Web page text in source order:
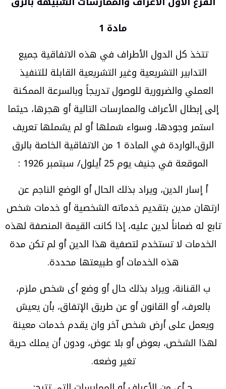
مادة 1
تتخذ كل الدول الأطراف في هذه الاتفاقية جميع
التدابير التشريعية وغير التشريعية القابلة للتنفيذ
العملي والضرورية للوصول تدريجاً وبالسرعة الممكنة
إلى إبطال الأعراف والممارسات التالية أو هجرها، حيثما
استمر وجودها، وسواء شملها أو لم يشملها تعريف
الرق،الواردة في المادة 1 من الاتفاقية الخاصة بالرق
الموقعة في جنيف يوم 25 أيلول/ سبتمبر 1926 :
‌أ إسار الدين، ويراد بذلك الحال أو الوضع الناجم عن
ارتهان مدين بتقديم خدماته الشخصية أو خدمات شخص
تابع له ضماناً لدين عليه، إذا كانت القيمة المنصفة لهذه
الخدمات لا تستخدم لتصفية هذا الدين أو لم تكن مدة
هذه الخدمات أو طبيعتها محددة.
‌ب القنانة، ويراد بذلك حال أو وضع أى شخص ملزم،
بالعرف، أو القانون أو عن طريق الإتفاق، بأن يعيش
ويعمل على أرض شخص آخر وان يقدم خدمات معينة
لهذا الشخص، بعوض أو بلا عوض، ودون أن يملك حرية
تغير وضعه.